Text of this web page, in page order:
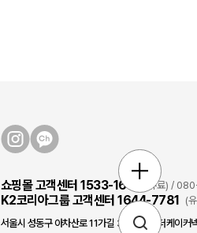
쇼핑몰 고객센터 1533-1631 (유료) /
K2코리아그룹 고객센터 1644-7781 (
서울시 성동구 아차산로 11가길 3, 2층/(주)더케이커